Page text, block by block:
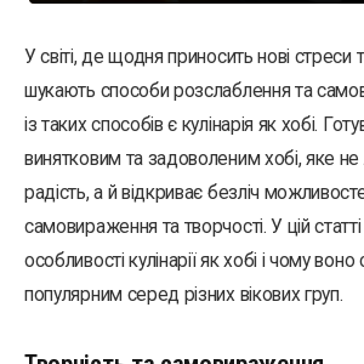
У світі, де щодня приносить нові стреси
шукають способи розслаблення та
із таких способів є кулінарія як хобі.
винятковим та задоволеним хобі, яке
радість, а й відкриває безліч
самовираження та творчості. У цій
особливості кулінарії як хобі і чому
популярним серед різних вікових груп.